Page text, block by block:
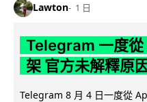
Lawton 1 日
Telegram 一度
架 官方未解釋原
Telegram 8 月 4 日一度從